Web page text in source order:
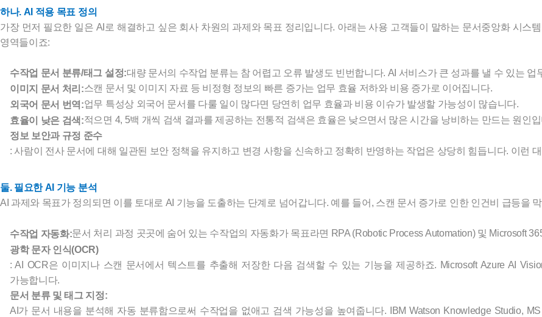
하나. AI 적용 목표 정의
가장 먼저 필요한 일은 AI로 해결하고 싶은 회사 차원의 과제와 목표 정리입니다. 아래는 사용 고객들이 말하는 문서중앙화 시스
영역들이죠:
수작업 문서 분류/태그 설정:대량 문서의 수작업 분류는 참 어렵고 오류 발생도 빈번합니다. AI 서비스가 큰 성과를 낼 수 있는 업
이미지 문서 처리:스캔 문서 및 이미지 자료 등 비정형 정보의 빠른 증가는 업무 효율 저하와 비용 증가로 이어집니다.
외국어 문서 번역:업무 특성상 외국어 문서를 다룰 일이 많다면 당연히 업무 효율과 비용 이슈가 발생할 가능성이 많습니다.
효율이 낮은 검색:적으면 4, 5백 개씩 검색 결과를 제공하는 전통적 검색은 효율은 낮으면서 많은 시간을 낭비하는 만드는 원인
정보 보안과 규정 준수
: 사람이 전사 문서에 대해 일관된 보안 정책을 유지하고 변경 사항을 신속하고 정확히 반영하는 작업은 상당히 힘듭니다. 이런
둘. 필요한 AI 기능 분석
AI 과제와 목표가 정의되면 이를 토대로 AI 기능을 도출하는 단계로 넘어갑니다. 예를 들어, 스캔 문서 증가로 인한 인건비 급등을
수작업 자동화:문서 처리 과정 곳곳에 숨어 있는 수작업의 자동화가 목표라면 RPA (Robotic Process Automation) 및 Microsoft
광학 문자 인식(OCR)
: AI OCR은 이미지나 스캔 문서에서 텍스트를 추출해 저장한 다음 검색할 수 있는 기능을 제공하죠. Microsoft Azure AI
가능합니다.
문서 분류 및 태그 지정:
AI가 문서 내용을 분석해 자동 분류함으로써 수작업을 없애고 검색 가능성을 높여줍니다. IBM Watson Knowledge Studio,